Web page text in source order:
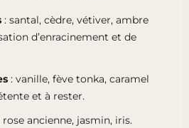
: santal, cèdre, vétiver, ambre
d’enracinement et de
: vanille, fève tonka, caramel
et à rester.
rose ancienne, jasmin, iris.